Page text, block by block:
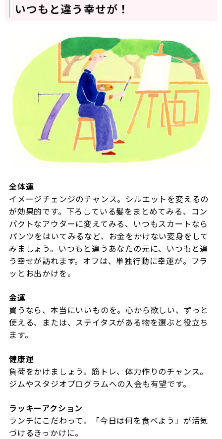
いつもと違う幸せが！
全体運
イメージチェンジのチャンス。シルエットを変えるの
が効果的です。下ろしている髪をまとめてみる、コン
パクトなアウターに変えてみる、いつもスカートなら
パンツをはいてみるなど、お金をかけない変身をして
みましょう。いつもと違うあなたの元に、いつもと違
う幸せが訪れます。オフは、単独行動に幸運が。フラ
ッとお出かけを。
金運
買うなら、本当にいいものを。心から欲しい、ずっと
使える、または、ステイタスがある物を選ぶと役立ち
ます。
健康運
負荷をかけましょう。筋トレ、体力作りのチャンス。
ジムやスタジオプログラムへの入会も有望です。
ラッキーアクション
ランチにこだわって。「今日は何を食べよう」が活気
づけるきっかけに。